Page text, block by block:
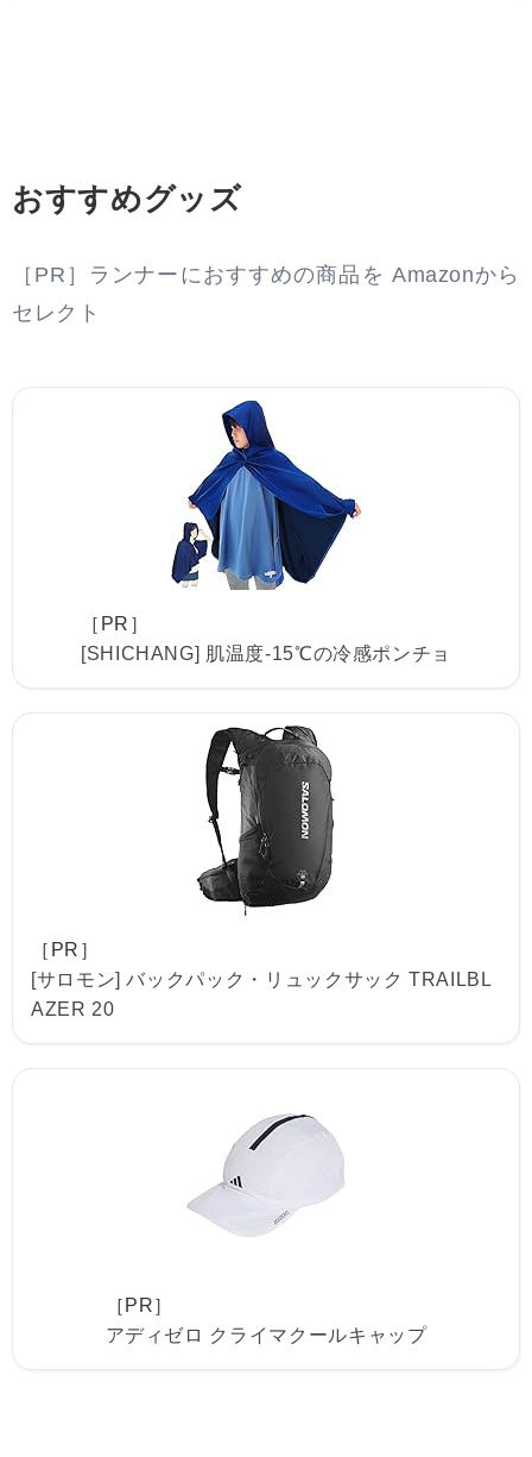
おすすめグッズ
［PR］ランナーにおすすめの商品を Amazonから
セレクト
［PR］
[SHICHANG] 肌温度-15℃の冷感ポンチョ
［PR］
[サロモン] バックパック・リュックサック TRAILBL
AZER 20
［PR］
アディゼロ クライマクールキャップ